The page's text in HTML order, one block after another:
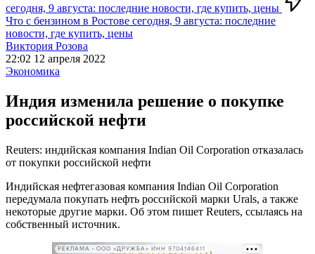
сегодня, 9 августа: последние новости, где купить, цены
Что с бензином в Ростове сегодня, 9 августа: последние
новости, где купить, цены
Виктория Розова
22:02 12 апреля 2022
Экономика
Индия изменила решение о покупке
российской нефти
Reuters: индийская компания Indian Oil Corporation отказалась
от покупки российской нефти
Индийская нефтегазовая компания Indian Oil Corporation
передумала покупать нефть российской марки Urals, а также
некоторые другие марки. Об этом пишет Reuters, ссылаясь на
собственный источник.
РЕКЛАМА • ООО «ДРУЖБА» ИНН 9704146411